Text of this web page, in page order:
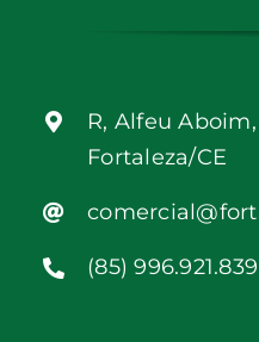
R, Alfeu
Fortaleza/CE
(85) 996.921.839